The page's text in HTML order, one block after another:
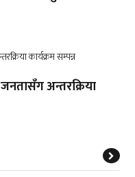
जनतासँग अन्तरक्रिया